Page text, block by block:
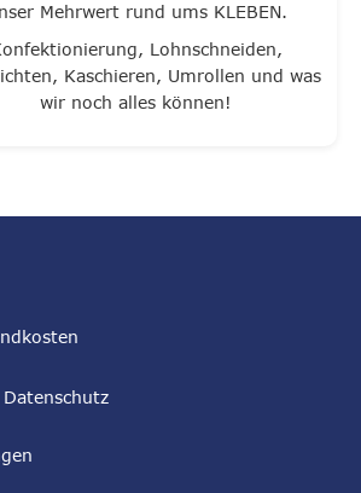
Mehrwert rund ums KLEBEN.
Lohnschneiden,
Kaschieren, Umrollen und was
wir noch alles können!